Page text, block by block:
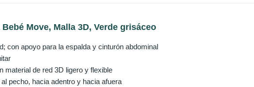
Move, Malla 3D, Verde grisáceo
con apoyo para la espalda y cinturón abdominal
material de red 3D ligero y flexible
pecho, hacia adentro y hacia afuera